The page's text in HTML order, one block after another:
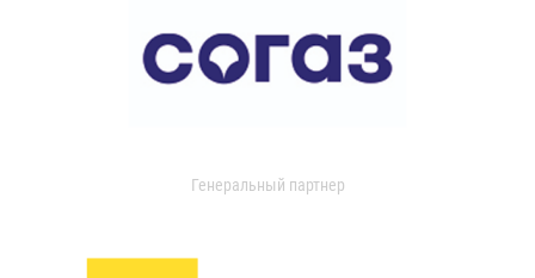
Генеральный партнер